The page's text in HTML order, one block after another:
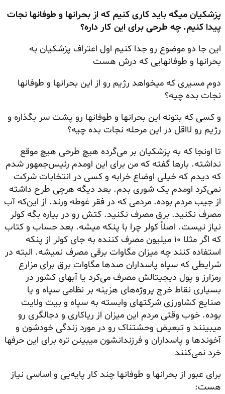
پزشکیان میگه باید کاری کنیم که از بحرانها و طوفانها نجات
پیدا کنیم. چه طرحی برای این کار داره؟
این جا دو موضوع رو جدا کنیم اول اعتراف پزشکیان به
بحرانها و طوفانهایی که درش هست
دوم مسیری که میخواهد رژیم رو از این بحرانها و طوفانها
نجات بده چیه؟
و کسی که بتونه این بحرانها و طوفانها رو پشت سر بگذاره و
رژیم رو لااقل در این مرحله نجات بده چیه؟
تا اونجا که به پزشکیان بر می‌گرده هیچ طرحی هیچ موقع
نداشته. بارها گفته که من برای این اومدم رئیس‌جمهور شدم
که دیدم که خیلی اوضاع خرابه و کسی در انتخابات شرکت
نمی‌کرد اومدم یک شوری بدم. بعد دیگه هرچی طرح داشته
از جیب مردم بوده. مردمی که در فقر غوطه ورند. از این‌که آب
مصرف نکنید. برق مصرف نکنید. کتش رو در بیاره بگه کولر
نیاز نیست. اصلاً کولر چرا با پنکه میشه. بعد حساب و کتاب
که اگر مثلا ۱۰ میلیون مصرف کننده به جای کولر از پنکه
استفاده کنند چه میزان مگاوات برقی مصرف نمیشه. البته در
شرایطی که سپاه پاسداران صدها مگاوات برق برای مزارع
رمزارز و پول دیجیتالش مصرف می‌کرد یا آبهای کشور در
بسیاری نقاط خرج پروژه‌های هزینه بر نظامی سپاه و یا
صنایع کشاورزی شرکتهای وابسته به سپاه و بیت ولایت
بوده. خوب وقتی مردم این میزان از ریاکاری و دجالگری رو
میبینند و تبعیض وحشتناک رو در مورد زندگی خودشون و
آخوندها و پاسداران و فرزندانشون میبینن تره برای این حرفها
خرد نمی‌کنند
برای عبور از بحرانها و طوفانها چند کار پایه‌یی و اساسی نیاز
هست: